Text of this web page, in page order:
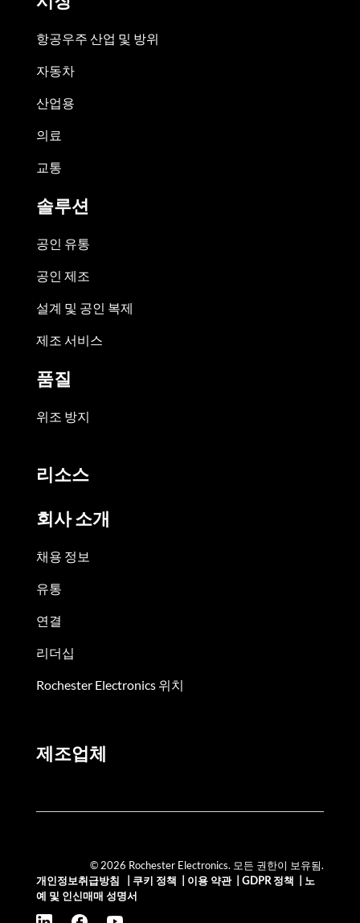
항공우주 산업 및 방위
자동차
산업용
의료
교통
솔루션
공인 유통
공인 제조
설계 및 공인 복제
제조 서비스
품질
위조 방지
리소스
회사 소개
채용 정보
유통
연결
리더십
Rochester Electronics 위치
제조업체
© 2026 Rochester Electronics. 모든 권한이 보유됨.
개인정보취급방침
쿠키 정책 이용 약관| GDPR 정책
노
예 및 인신매매 성명서